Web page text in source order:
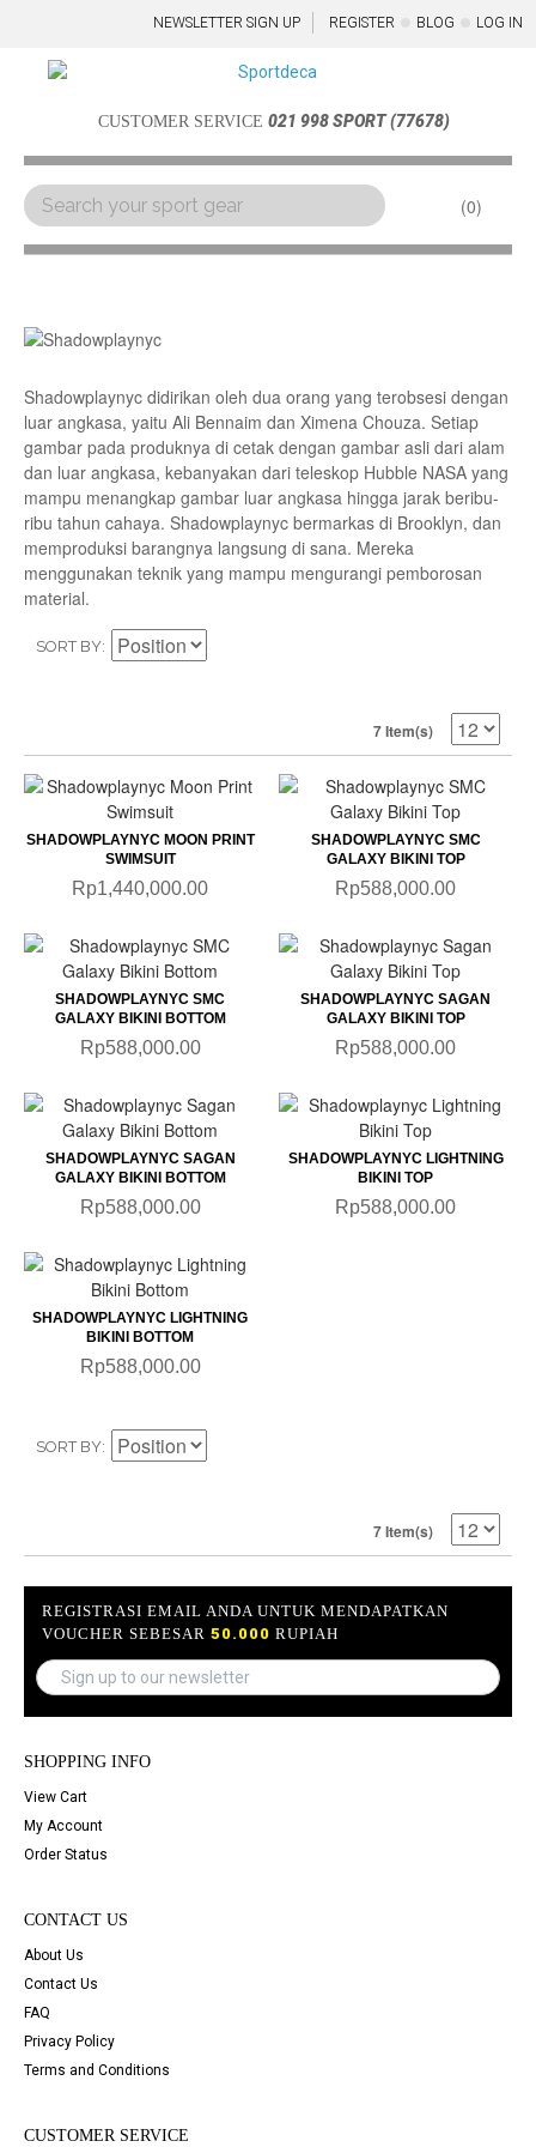
NEWSLETTER SIGN UP REGISTER BLOG LOG IN
CUSTOMER SERVICE 021 998 SPORT (77678)
0
Menu
Shadowplaynyc didirikan oleh dua orang yang terobsesi dengan
luar angkasa, yaitu Ali Bennaim dan Ximena Chouza. Setiap
gambar pada produknya di cetak dengan gambar asli dari alam
dan luar angkasa, kebanyakan dari teleskop Hubble NASA yang
mampu menangkap gambar luar angkasa hingga jarak beribu-
ribu tahun cahaya. Shadowplaynyc bermarkas di Brooklyn, dan
memproduksi barangnya langsung di sana. Mereka
menggunakan teknik yang mampu mengurangi pemborosan
material.
SORT BY
7 Item(s)
SHADOWPLAYNYC MOON PRINT
SWIMSUIT
Rp1,440,000.00
SHADOWPLAYNYC SMC
GALAXY BIKINI TOP
Rp588,000.00
SHADOWPLAYNYC SMC
GALAXY BIKINI BOTTOM
Rp588,000.00
SHADOWPLAYNYC SAGAN
GALAXY BIKINI TOP
Rp588,000.00
SHADOWPLAYNYC SAGAN
GALAXY BIKINI BOTTOM
Rp588,000.00
SHADOWPLAYNYC LIGHTNING
BIKINI TOP
Rp588,000.00
SHADOWPLAYNYC LIGHTNING
BIKINI BOTTOM
Rp588,000.00
SORT BY
7 Item(s)
REGISTRASI EMAIL ANDA UNTUK MENDAPATKAN
VOUCHER SEBESAR 50.000 RUPIAH
SHOPPING INFO
View Cart
My Account
Order Status
CONTACT US
About Us
Contact Us
FAQ
Privacy Policy
Terms and Conditions
CUSTOMER SERVICE